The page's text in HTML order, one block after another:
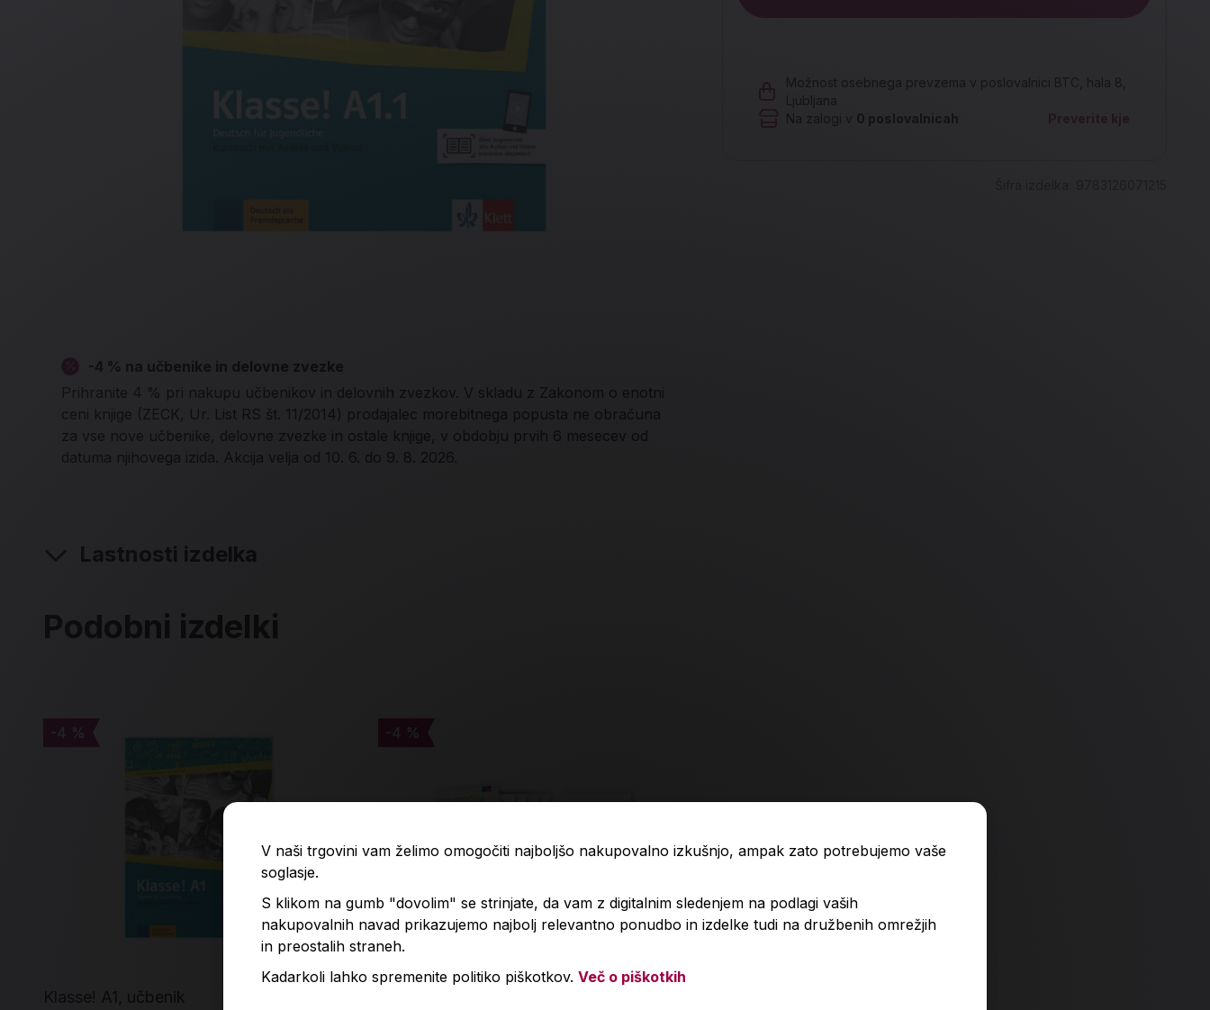
-4 % na učbenike in delovne zvezke
Prihranite 4 % pri nakupu učbenikov in delovnih zvezkov. V skladu z Zakonom o enotni
ceni knjige (ZECK, Ur. List RS št. 11/2014) prodajalec morebitnega popusta ne obračuna
za vse nove učbenike, delovne zvezke in ostale knjige, v obdobju prvih 6 mesecev od
datuma njihovega izida. Akcija velja od 10. 6. do 9. 8. 2026.
Možnost osebnega prevzema v poslovalnici BTC, hala 8,
Ljubljana
Na zalogi v 0 poslovalnicah Preverite kje
Lastnosti izdelka
Podobni izdelki
-4 %
Klasse! A1, učbenik
-4 % -4 %
-4 %
V naši trgovini vam želimo omogočiti najboljšo nakupovalno izkušnjo, ampak zato potrebujemo vaše
soglasje.
S klikom na gumb "dovolim" se strinjate, da vam z digitalnim sledenjem na podlagi vaših
nakupovalnih navad prikazujemo najbolj relevantno ponudbo in izdelke tudi na družbenih omrežjih
in preostalih straneh.
Kadarkoli lahko spremenite politiko piškotkov. Več o piškotkih